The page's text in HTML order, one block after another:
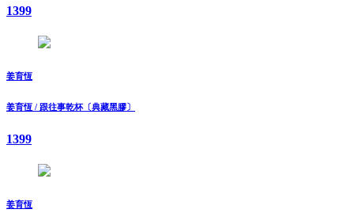
1399
姜育恆
姜育恆 / 跟往事乾杯〔典藏黑膠〕
1399
姜育恆